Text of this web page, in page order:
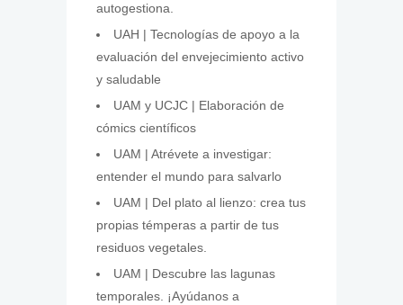
autogestiona.
UAH | Tecnologías de apoyo a la
evaluación del envejecimiento activo
y saludable
UAM y UCJC | Elaboración de
cómics científicos
UAM | Atrévete a investigar:
entender el mundo para salvarlo
UAM | Del plato al lienzo: crea tus
propias témperas a partir de tus
residuos vegetales.
UAM | Descubre las lagunas
temporales. ¡Ayúdanos a